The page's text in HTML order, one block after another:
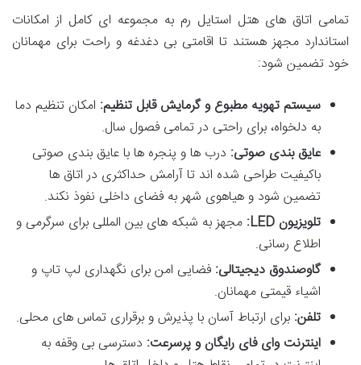
تمامی اتاق های هتل استایل رم به مجموعه ای کامل از امکانات
استاندارد مجهز هستند تا اقامتی بی دغدغه و راحت برای مهمانان
خود تضمین شود:
سیستم تهویه مطبوع و گرمایش قابل تنظیم: امکان تنظیم دما
به دلخواه، برای راحتی در تمامی فصول سال.
عایق بندی صوتی: درب ها و پنجره ها با عایق بندی صوتی
باکیفیت طراحی شده اند تا آرامش حداکثری در اتاق ها
تضمین شود و هیاهوی شهر به فضای داخلی نفوذ نکند.
تلویزیون LED:
مجهز به شبکه های بین المللی برای سرگرمی و
اطلاع رسانی.
گاوصندوق دیجیتالی: فضایی امن برای نگهداری لپ تاپ و
اشیاء قیمتی مهمانان.
تلفن: برای ارتباط آسان با پذیرش و برقراری تماس های محلی.
اینترنت وای فای رایگان و پرسرعت: دسترسی بی وقفه به